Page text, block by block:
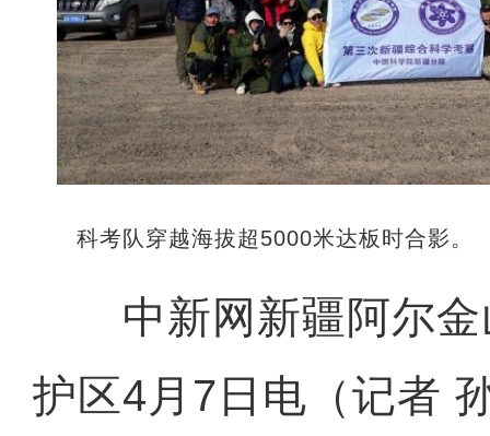
科考队穿越海拔超5000米达板时合影
中新网新疆阿尔金
护区4月7日电（记者